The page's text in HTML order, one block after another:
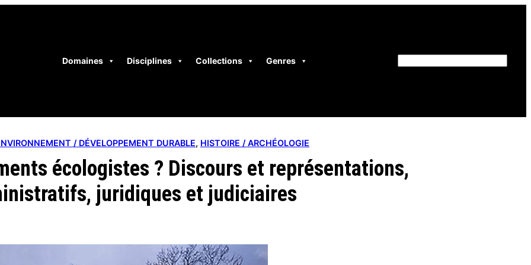
Domaines Disciplines Collections Genres
/ DÉVELOPPEMENT DURABLE, HISTOIRE / ARCHÉOLOGIE
écologistes ? Discours et représentations,
juridiques et judiciaires